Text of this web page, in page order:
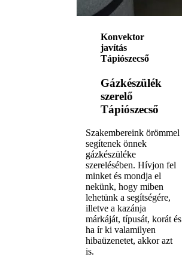
Konvektor
javítás
Tápiószecső
Gázkészülék
szerelő
Tápiószecső
Szakembereink örömmel
segítenek önnek
gázkészüléke
szerelésében. Hívjon fel
minket és mondja el
nekünk, hogy miben
lehetünk a segítségére,
illetve a kazánja
márkáját, típusát, korát és
ha ír ki valamilyen
hibaüzenetet, akkor azt
is.